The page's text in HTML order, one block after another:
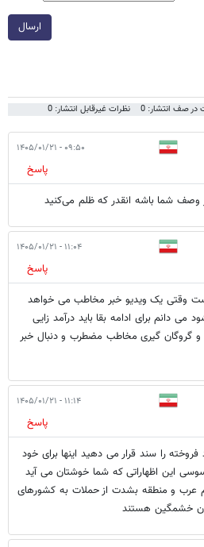
ارسال
در صف انتشار: 0 نظرات غیرقابل انتشار: 0
۰۹:۵۰ - ۱۴۰۵/۰۱/۲۱
پاسخ
وصف شما باشه انقدر که ظلم می‌کنید
۱۱:۰۴ - ۱۴۰۵/۰۱/۲۱
پاسخ
وقتی یک ویدیو خبر مخاطب می خواهد
می دانم برای ادامه بقا باید درآمد زایی
گروگان گیری مخاطب مضطرب و دنبال خبر
۱۱:۱۴ - ۱۴۰۵/۰۱/۲۱
پاسخ
را سند قرار می دهید اینها برای خود
این اظهاراتی که شما خوشتان می آید
عرب و منطقه بشدت از حملات به کشورهای
خشمگین هستند